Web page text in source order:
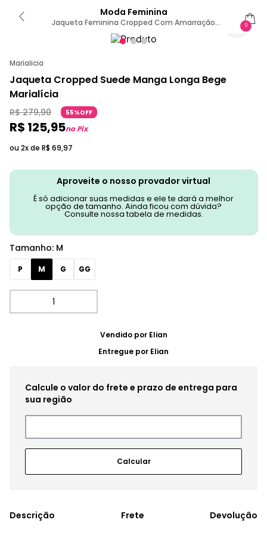
Moda Feminina
Jaqueta Feminina Cropped Com Amarração
Marialícia Bege M
0
Marialicia
Jaqueta Cropped Suede Manga Longa Bege
Marialícia
R$ 279,90 55%OFF
R$ 125,95no Pix
ou 2x de R$ 69,97
Aproveite o nosso provador virtual
É só adicionar suas medidas e ele te dará a melhor
opção de tamanho. Ainda ficou com dúvida?
Consulte nossa tabela de medidas.
Tamanho: M
P M G GG
Vendido por Elian
Entregue por Elian
Frete Devolução